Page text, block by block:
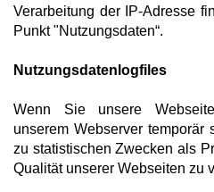
Verarbeitung der IP-Adresse
Punkt "Nutzungsdaten“.
Nutzungsdatenlogfiles
Wenn Sie unsere
unserem Webserver temporär
zu statistischen Zwecken als
Qualität unserer Webseiten zu